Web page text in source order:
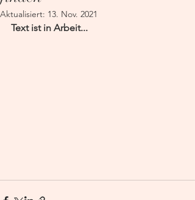
Aktualisiert: 13. Nov. 2021
Text ist in Arbeit...